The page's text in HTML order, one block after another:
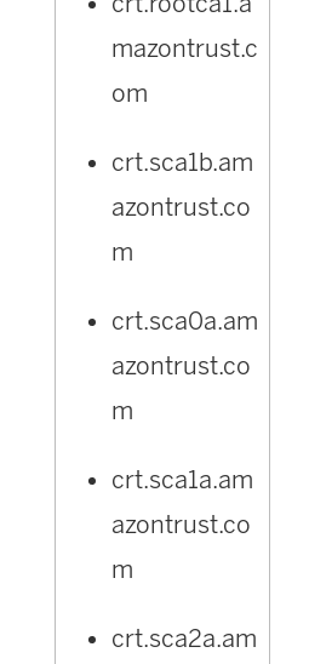
mazontrust.c
om
crt.sca1b.am
azontrust.co
m
crt.sca0a.am
azontrust.co
m
crt.sca1a.am
azontrust.co
m
crt.sca2a.am